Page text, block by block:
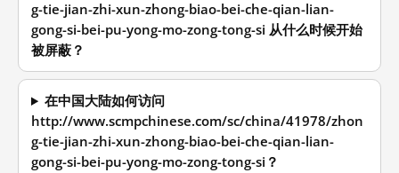
g-tie-jian-zhi-xun-zhong-biao-bei-che-qian-lian-
gong-si-bei-pu-yong-mo-zong-tong-si 从什么时候开始
被屏蔽？
在中国大陆如何访问
http://www.scmpchinese.com/sc/china/41978/zhon
g-tie-jian-zhi-xun-zhong-biao-bei-che-qian-lian-
gong-si-bei-pu-yong-mo-zong-tong-si？